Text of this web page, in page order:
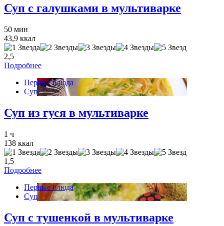
Суп с галушками в мультиварке
50 мин
43,9 ккал
2,5
Подробнее
Первые блюда
Суп
Суп из гуся в мультиварке
1 ч
138 ккал
1,5
Подробнее
Первые блюда
Суп
Суп с тушенкой в мультиварке